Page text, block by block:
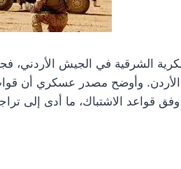
الشرقية في الجيش الأردني،
الأردن. وأوضح مصدر عسكري أن
قواعد الاشتباك، ما أدى إلى